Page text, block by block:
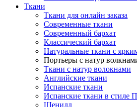
Ткани
Ткани для онлайн заказа
Современные ткани
Современный бархат
Классический бархат
Натуральные ткани с
Портьеры с натур
Ткани с натур волокнами
Английские ткани
Испанские ткани
Испанские ткани в стиле
Шенилл